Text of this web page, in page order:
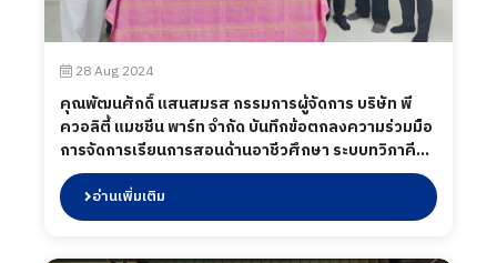
28 Aug 2024
คุณพัฒนศักดิ์ แสนสมรส กรรมการผู้จัดการ บริษัท พี
ควอลิตี้ แมชชีน พาร์ท จำกัด บันทึกข้อตกลงความร่วมมือ
การจัดการเรียนการสอนด้านอาชีวศึกษา ระบบทวิภาคี
ระหว่างวิทยาลัยเทคนิคกาญจนาภิเษกอุดรธานี จังหวัด
อุดรธานี กับ บริษัท พี ควอลิตี้ แมชชีน พาร์ท จำกัด พร้อม
เยี่ยมชมพื้นที่ไลน์การผลิต ร่วมถึงพบปะนักศึกษาระหว่าง
อ่านเพิ่มเติม